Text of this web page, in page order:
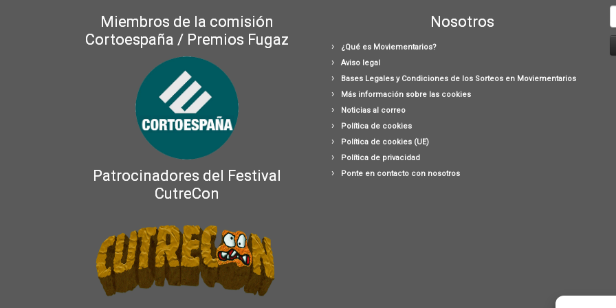
Miembros de la comisión
Cortoespaña / Premios Fugaz
Patrocinadores del Festival
CutreCon
Nosotros
¿Qué es Moviementarios?
Aviso legal
Bases Legales y Condiciones de los Sorteos en Moviementarios
Más información sobre las cookies
Noticias al correo
Política de cookies
Política de cookies (UE)
Política de privacidad
Ponte en contacto con nosotros